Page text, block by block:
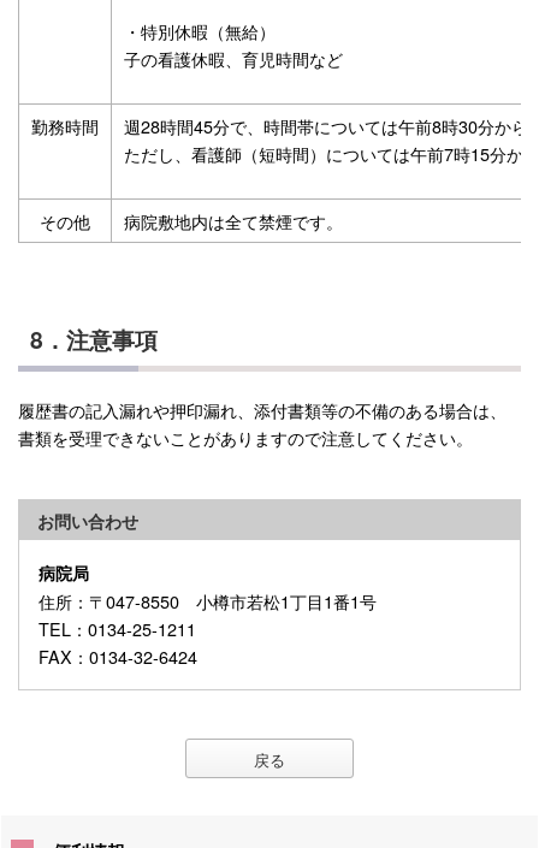
・特別休暇（無給）
子の看護休暇、育児時間など
勤務時間
週28時間45分で、時間帯については午前8時30分か
ただし、看護師（短時間）については午前7時15分か
その他 病院敷地内は全て禁煙です。
8．注意事項
履歴書の記入漏れや押印漏れ、添付書類等の不備のある場合は、
書類を受理できないことがありますので注意してください。
お問い合わせ
病院局
住所 ：〒047-8550 小樽市若松1丁目1番1号
TEL ：0134-25-1211
FAX ：0134-32-6424
戻る